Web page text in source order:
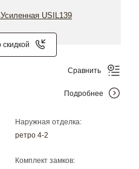
скидкой
Наружная отделка:
ретро 4-2
Комплект замков:
Сравнить
Подробнее